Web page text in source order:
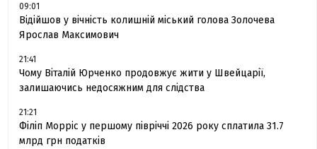
09:01
Відійшов у вічність колишній міський голова Золочева
Ярослав Максимович
21:41
Чому Віталій Юрченко продовжує жити у Швейцарії,
залишаючись недосяжним для слідства
21:21
Філіп Морріс у першому півріччі 2026 року сплатила 31.7
млрд грн податків